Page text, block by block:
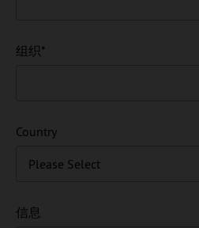
组织*
Country
有兴趣
信息